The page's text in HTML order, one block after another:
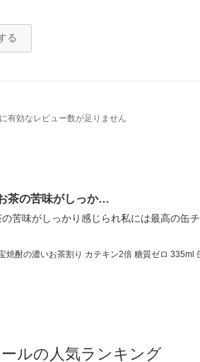
る
有効なレビュー数が足りません
茶の苦味がしっか…
苦味がしっかり感じられ私には最高の缶
焼酎の濃いお茶割り カテキン2倍 糖質ゼロ 335ml
ルの人気ランキング